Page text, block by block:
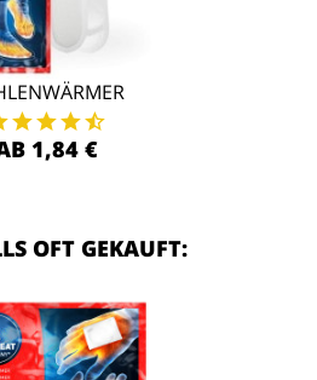
1,84 €
OFT GEKAUFT: